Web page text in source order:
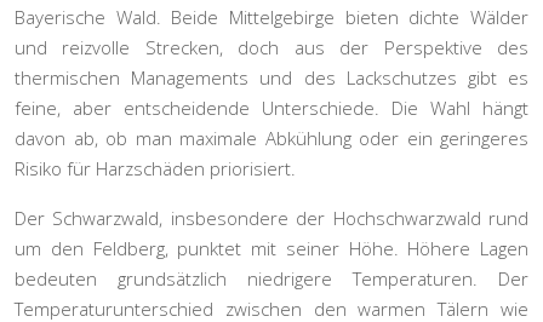
Bayerische Wald. Beide Mittelgebirge bieten dichte Wälder
und reizvolle Strecken, doch aus der Perspektive des
thermischen Managements und des Lackschutzes gibt es
feine, aber entscheidende Unterschiede. Die Wahl hängt
davon ab, ob man maximale Abkühlung oder ein geringeres
Risiko für Harzschäden priorisiert.
Der Schwarzwald, insbesondere der Hochschwarzwald rund
um den Feldberg, punktet mit seiner Höhe. Höhere Lagen
bedeuten grundsätzlich niedrigere Temperaturen. Der
Temperaturunterschied zwischen den warmen Tälern wie